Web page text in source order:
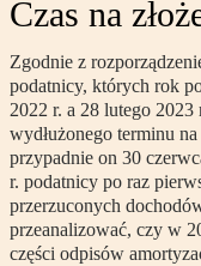
Czas na
Zgodnie z
podatnicy, których rok
2022 r. a 28 lutego
wydłużonego terminu
przypadnie on 30
r. podatnicy po raz
przerzuconych
przeanalizować, czy w
części odpisów